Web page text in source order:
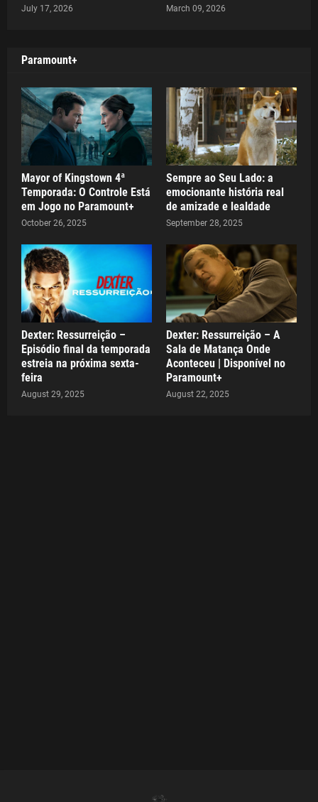
July 17, 2026 March 09, 2026
Paramount+
Mayor of Kingstown 4ª
Temporada: O Controle Está
em Jogo no Paramount+
October 26, 2025
Sempre ao Seu Lado: a
emocionante história real
de amizade e lealdade
September 28, 2025
Dexter: Ressurreição –
Episódio final da temporada
estreia na próxima sexta-
feira
August 29, 2025
Dexter: Ressurreição – A
Sala de Matança Onde
Aconteceu | Disponível no
Paramount+
August 22, 2025